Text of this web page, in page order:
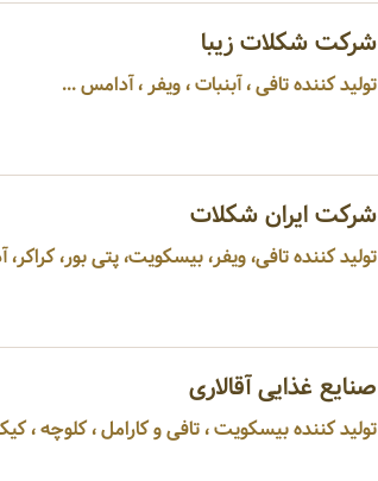
شرکت شکلات زیبا
تولید کننده تافی ، آبنبات ، ویفر ، آدامس ...
شرکت ایران شکلات
تولید کننده تافی، ویفر، بیسکویت، پتی بور،
صنایع غذایی آقالاری
تولید کننده بیسکویت ، تافی و کارامل ، کلوچه ،